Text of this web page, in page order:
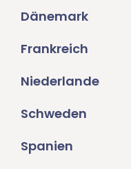
Dänemark
Frankreich
Niederlande
Schweden
Spanien